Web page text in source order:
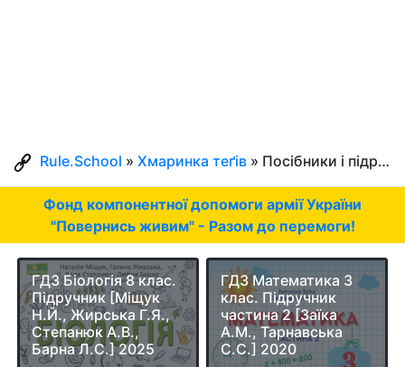
Rule.School » Хмаринка теґів » Посібники і підручники
Фонд компонентної допомоги армії України
"Повернись живим" - Разом до перемоги!
ГДЗ Біологія 8 клас.
Підручник [Міщук
Н.Й., Жирська Г.Я.,
Степанюк А.В.,
Барна Л.С.] 2025
ГДЗ Математика 3
клас. Підручник
частина 2 [Заїка
А.М., Тарнавська
С.С.] 2020